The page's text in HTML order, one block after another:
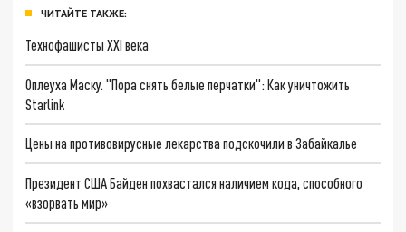
ЧИТАЙТЕ ТАКЖЕ:
Технофашисты XXI века
Оплеуха Маску. "Пора снять белые перчатки": Как уничтожить
Starlink
Цены на противовирусные лекарства подскочили в Забайкалье
Президент США Байден похвастался наличием кода, способного
«взорвать мир»